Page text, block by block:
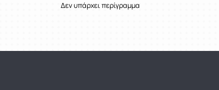
Δεν υπάρχει περίγραμμα